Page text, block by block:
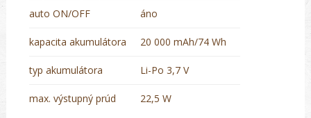
auto ON/OFF
áno
kapacita akumulátora 20 000 mAh/74 Wh
typ akumulátora Li-Po 3,7 V
max. výstupný prúd 22,5 W